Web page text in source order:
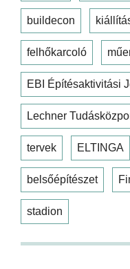
buildecon
felhőkarcoló
EBI Építésaktivitási
Lechner
tervek ELTINGA
belsőépítészet
stadion